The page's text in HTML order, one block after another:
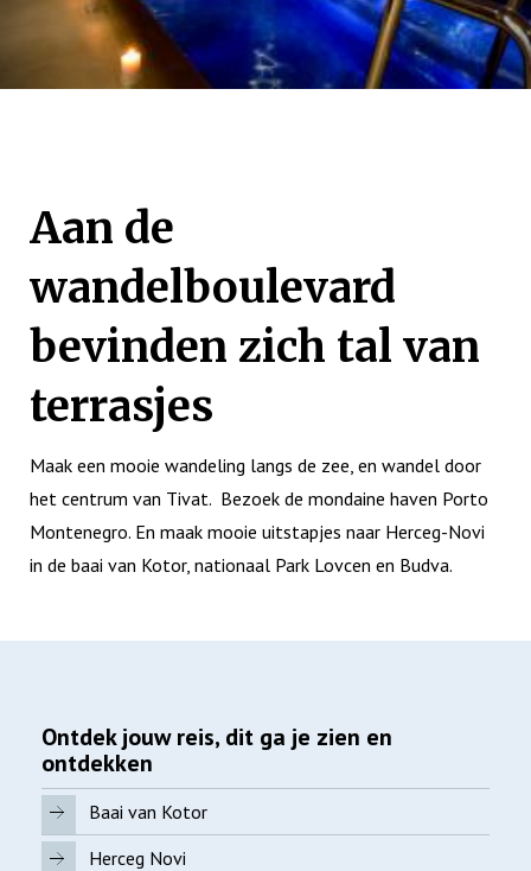
Aan de
wandelboulevard
bevinden zich tal van
terrasjes
Maak een mooie wandeling langs de zee, en wandel door
het centrum van Tivat. Bezoek de mondaine haven Porto
Montenegro. En maak mooie uitstapjes naar Herceg-Novi
in de baai van Kotor, nationaal Park Lovcen en Budva.
Ontdek jouw reis, dit ga je zien en
ontdekken
Baai van Kotor
Herceg Novi